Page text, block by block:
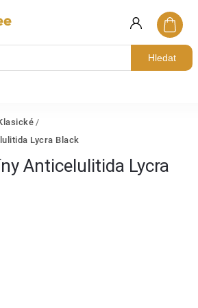
Hledat
/
Lycra Black
Anticelulitida Lycra